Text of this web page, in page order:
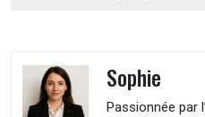
Sophie
Passionnée par